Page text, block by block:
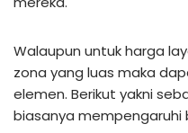
Walaupun untuk harga
zona yang luas maka
elemen. Berikut yakni
biasanya mempengaruhi